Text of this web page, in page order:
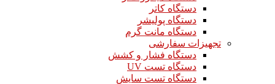
دستگاه کاتر
دستگاه پولیشر
دستگاه مانت گرم
تجهیزات سفارشی
دستگاه فشار و کشش
دستگاه تست UV
دستگاه تست سایش